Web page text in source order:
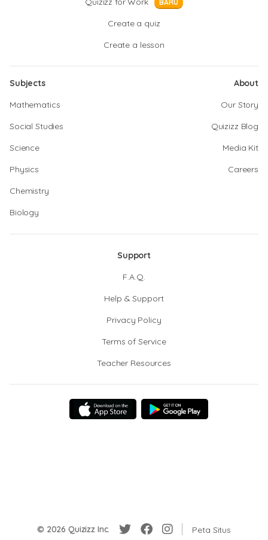
BARU
Create a quiz
Create a lesson
Subjects
Mathematics
Social Studies
Science
Physics
Chemistry
Biology
About
Our Story
Quizizz Blog
Media Kit
Careers
Support
F.A.Q.
Help & Support
Privacy Policy
Terms of Service
Teacher Resources
© 2026 Quizizz Inc. Peta Situs